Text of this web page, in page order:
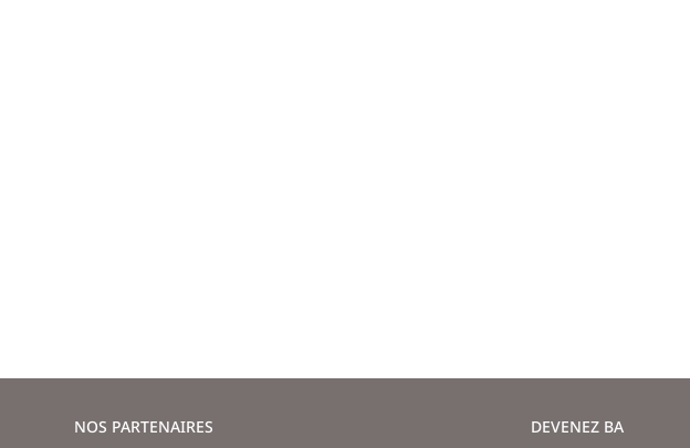
NOS PARTENAIRES DEVENEZ BA